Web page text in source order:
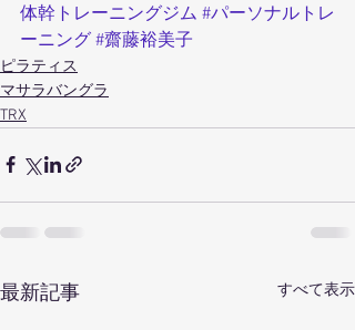
体幹トレーニングジム #パーソナルトレ
ーニング #齋藤裕美子
ピラティス
マサラバングラ
TRX
最新記事 すべて表示